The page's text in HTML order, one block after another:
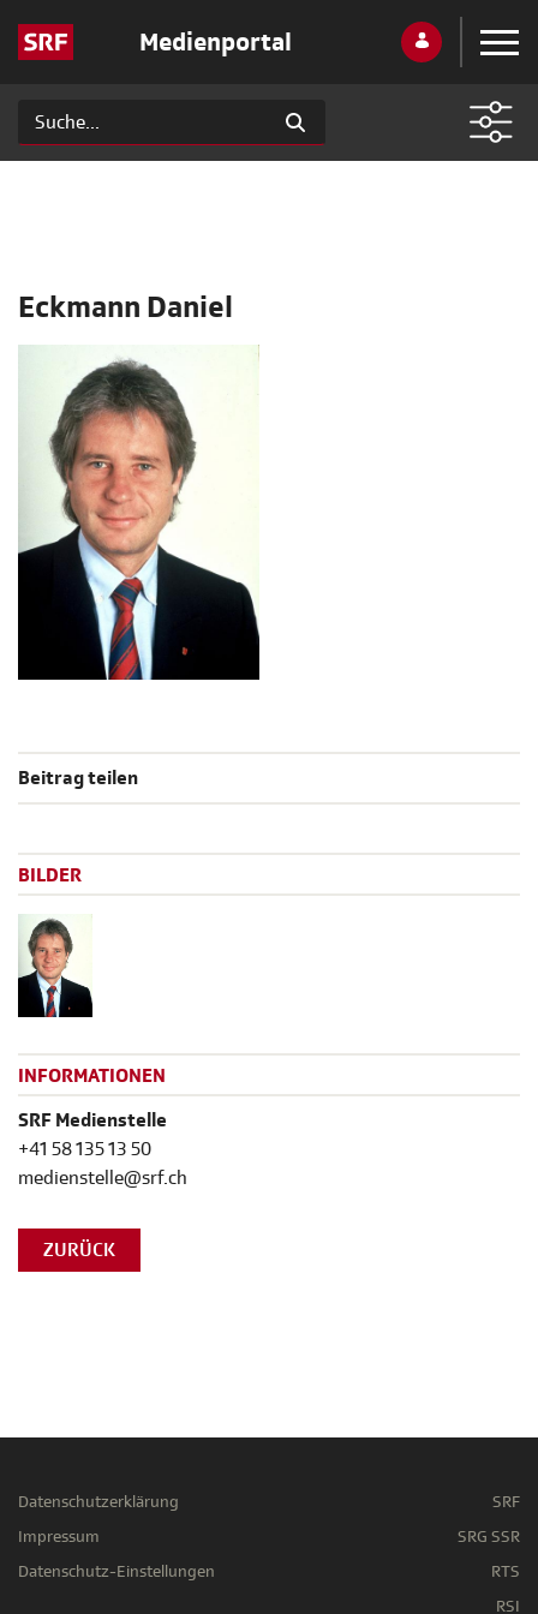
Medienportal
Eckmann Daniel
Beitrag teilen
BILDER
INFORMATIONEN
SRF Medienstelle
+41 58 135 13 50
medienstelle@srf.ch
ZURÜCK
Datenschutzerklärung
Impressum
Datenschutz-Einstellungen
SRF
SRG SSR
RTS
RSI